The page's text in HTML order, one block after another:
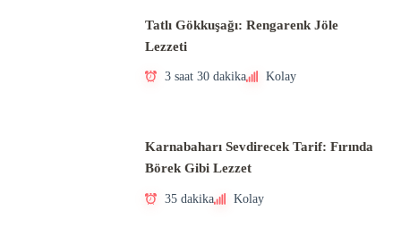
Tatlı Gökkuşağı: Rengarenk Jöle
Lezzeti
3 saat 30 dakika Kolay
Karnabaharı Sevdirecek Tarif: Fırında
Börek Gibi Lezzet
35 dakika Kolay